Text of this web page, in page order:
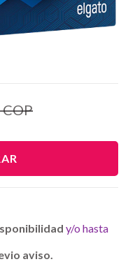
y/o hasta
aviso.